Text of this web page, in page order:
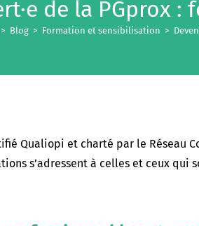
de la PGprox
> Blog > Formation et sensibilisation >
Qualiopi et charté par le Réseau
s’adressent à celles et ceux